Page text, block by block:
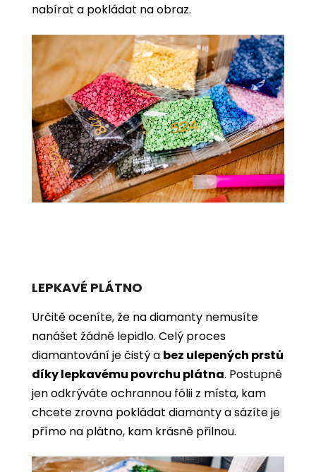
nabírat a pokládat na obraz.
LEPKAVÉ PLÁTNO
Určitě oceníte, že na diamanty nemusíte
nanášet žádné lepidlo. Celý proces
diamantování je čistý a bez ulepených prstů
díky lepkavému povrchu plátna. Postupně
jen odkrýváte ochrannou fólii z místa, kam
chcete zrovna pokládat diamanty a sázíte je
přímo na plátno, kam krásně přilnou.